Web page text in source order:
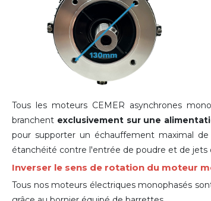
Tous les moteurs CEMER asynchrones
branchent exclusivement sur une
pour supporter un échauffement maximal
étanchéité contre l'entrée de poudre et de jets
Inverser le sens de rotation du moteur
Tous nos moteurs électriques monophasés